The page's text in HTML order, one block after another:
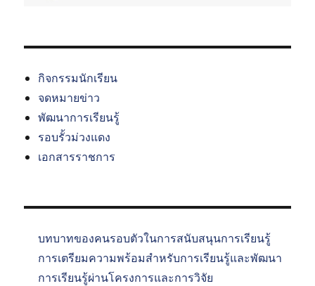
กิจกรรมนักเรียน
จดหมายข่าว
พัฒนาการเรียนรู้
รอบรั้วม่วงแดง
เอกสารราชการ
บทบาทของคนรอบตัวในการสนับสนุนการเรียนรู้
การเตรียมความพร้อมสำหรับการเรียนรู้และพัฒนา
การเรียนรู้ผ่านโครงการและการวิจัย